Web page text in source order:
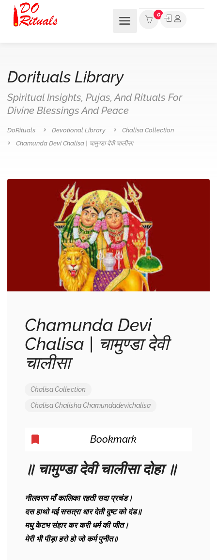
0
Dorituals Library
Spiritual Insights, Pujas, And Rituals For
Divine Blessings And Peace
DoRituals Devotional Library
Chalisa Collection
Chamunda Devi Chalisa | चामुण्डा देवी चालीसा
Chamunda Devi
Chalisa | चामुण्डा देवी
चालीसा
Chalisa Collection
ChalisaChalishaChamundadevichalisa
Bookmark
॥ चामुण्डा देवी चालीसा दोहा ॥
नीलवरण माँ कालिका रहती सदा प्रचंड।
दस हाथो मई ससत्रा धार देती दुष्ट को दंड॥
मधु केटभ संहार कर करी धर्म की जीत।
मेरी भी पीड़ा हरो हो जो कर्म पुनीत॥